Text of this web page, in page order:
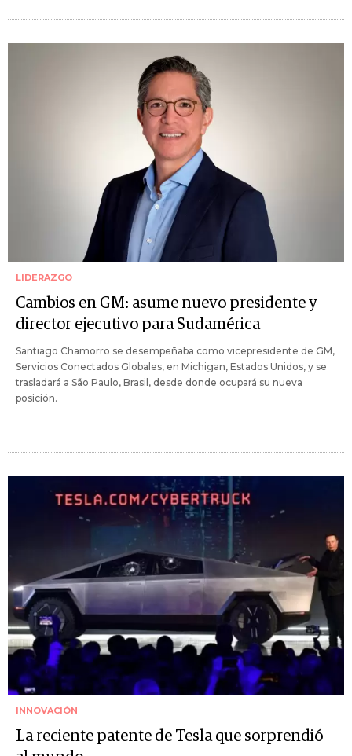
LIDERAZGO
Cambios en GM: asume nuevo presidente y
director ejecutivo para Sudamérica
Santiago Chamorro se desempeñaba como vicepresidente de GM,
Servicios Conectados Globales, en Michigan, Estados Unidos, y se
trasladará a São Paulo, Brasil, desde donde ocupará su nueva
posición.
INNOVACIÓN
La reciente patente de Tesla que sorprendió